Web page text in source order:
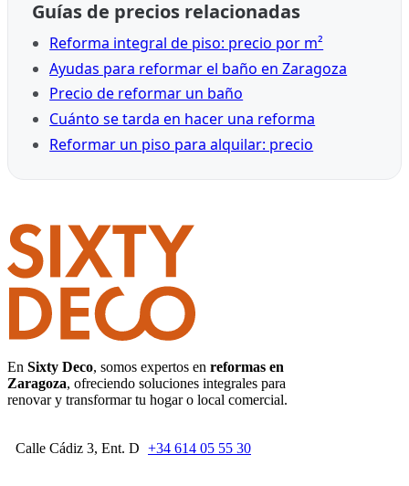
Guías de precios relacionadas
Reforma integral de piso: precio por m²
Ayudas para reformar el baño en Zaragoza
Precio de reformar un baño
Cuánto se tarda en hacer una reforma
Reformar un piso para alquilar: precio
En Sixty Deco, somos expertos en reformas en
Zaragoza, ofreciendo soluciones integrales para
renovar y transformar tu hogar o local comercial.
Calle Cádiz 3, Ent. D +34 614 05 55 30